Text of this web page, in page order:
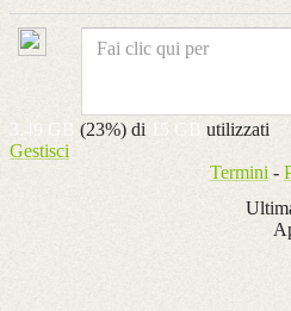
L'attività di customer care
Fidelizzazione (membro
Procacciamento ( ex cliente o
della performance del
Fai clic qui per
(23%) di 15 GB utilizzati
Gestisci
Termini-